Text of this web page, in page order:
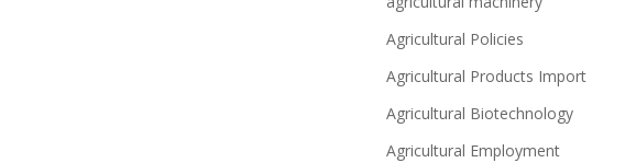
Agricultural Policies
Agricultural Products Import
Agricultural Biotechnology
Agricultural Employment